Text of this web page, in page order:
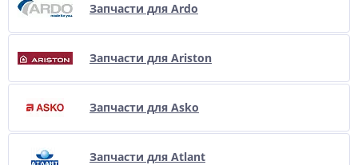
Запчасти для Ardo
Запчасти для Ariston
Запчасти для Asko
Запчасти для Atlant